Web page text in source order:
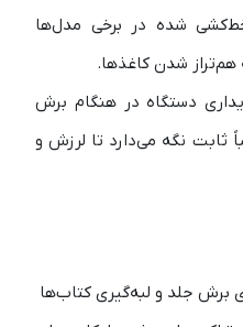
شده در برخی مدل‌ها
شدن کاغذها.
دستگاه در هنگام برش
ثابت نگه می‌دارد تا لرزش و
برش جلد و لبه‌گیری کتاب‌ها